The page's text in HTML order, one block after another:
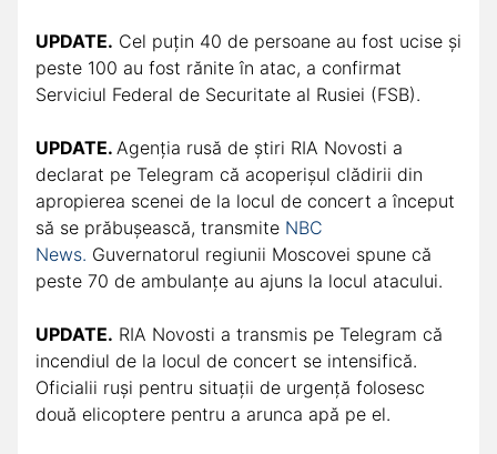
UPDATE. Cel puțin 40 de persoane au fost ucise și
peste 100 au fost rănite în atac, a confirmat
Serviciul Federal de Securitate al Rusiei (FSB).
UPDATE. Agenția rusă de știri RIA Novosti a
declarat pe Telegram că acoperișul clădirii din
apropierea scenei de la locul de concert a început
să se prăbușească, transmite NBC
News. Guvernatorul regiunii Moscovei spune că
peste 70 de ambulanțe au ajuns la locul atacului.
UPDATE. RIA Novosti a transmis pe Telegram că
incendiul de la locul de concert se intensifică.
Oficialii ruși pentru situații de urgență folosesc
două elicoptere pentru a arunca apă pe el.